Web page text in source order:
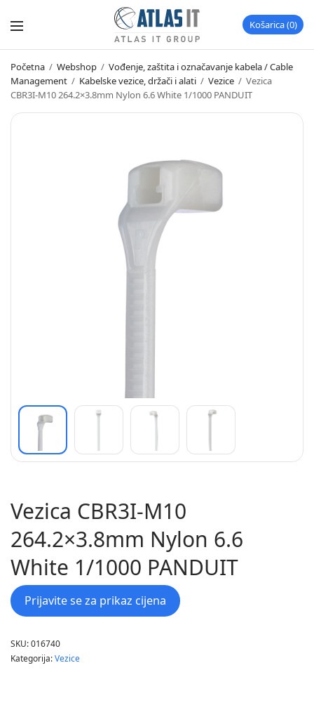
Košarica 0
Početna / Webshop / Vođenje, zaštita i označavanje kabela / Cable
Management / Kabelske vezice, držači i alati / Vezice / Vezica
CBR3I-M10 264.2×3.8mm Nylon 6.6 White 1/1000 PANDUIT
Vezica CBR3I-M10
264.2×3.8mm Nylon 6.6
White 1/1000 PANDUIT
Prijavite se za prikaz cijena
SKU:016740
Kategorija:Vezice